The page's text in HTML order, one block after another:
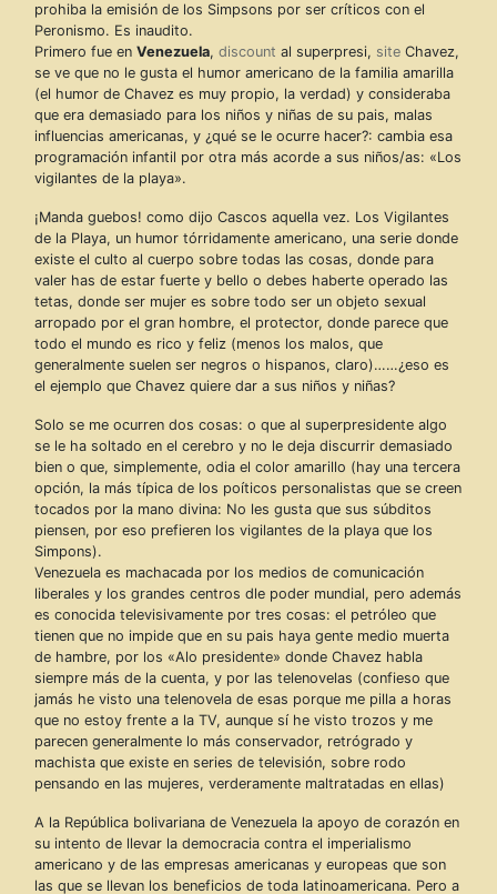
prohiba la emisión de los Simpsons por ser críticos con el
Peronismo. Es inaudito.
Primero fue en Venezuela, discount al superpresi, site Chavez,
se ve que no le gusta el humor americano de la familia amarilla
(el humor de Chavez es muy propio, la verdad) y consideraba
que era demasiado para los niños y niñas de su pais, malas
influencias americanas, y ¿qué se le ocurre hacer?: cambia esa
programación infantil por otra más acorde a sus niños/as: «Los
vigilantes de la playa».
¡Manda guebos! como dijo Cascos aquella vez. Los Vigilantes
de la Playa, un humor tórridamente americano, una serie donde
existe el culto al cuerpo sobre todas las cosas, donde para
valer has de estar fuerte y bello o debes haberte operado las
tetas, donde ser mujer es sobre todo ser un objeto sexual
arropado por el gran hombre, el protector, donde parece que
todo el mundo es rico y feliz (menos los malos, que
generalmente suelen ser negros o hispanos, claro)……¿eso es
el ejemplo que Chavez quiere dar a sus niños y niñas?
Solo se me ocurren dos cosas: o que al superpresidente algo
se le ha soltado en el cerebro y no le deja discurrir demasiado
bien o que, simplemente, odia el color amarillo (hay una tercera
opción, la más típica de los poíticos personalistas que se creen
tocados por la mano divina: No les gusta que sus súbditos
piensen, por eso prefieren los vigilantes de la playa que los
Simpons).
Venezuela es machacada por los medios de comunicación
liberales y los grandes centros dle poder mundial, pero además
es conocida televisivamente por tres cosas: el petróleo que
tienen que no impide que en su pais haya gente medio muerta
de hambre, por los «Alo presidente» donde Chavez habla
siempre más de la cuenta, y por las telenovelas (confieso que
jamás he visto una telenovela de esas porque me pilla a horas
que no estoy frente a la TV, aunque sí he visto trozos y me
parecen generalmente lo más conservador, retrógrado y
machista que existe en series de televisión, sobre rodo
pensando en las mujeres, verderamente maltratadas en ellas)
A la República bolivariana de Venezuela la apoyo de corazón en
su intento de llevar la democracia contra el imperialismo
americano y de las empresas americanas y europeas que son
las que se llevan los beneficios de toda latinoamericana. Pero a